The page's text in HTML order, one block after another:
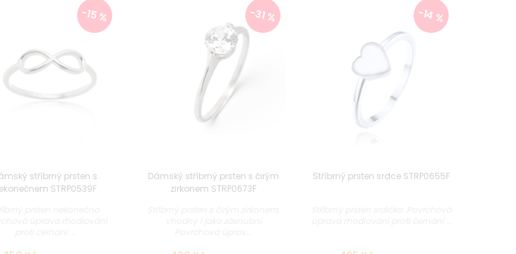
-15 %
stříbrný prsten s
STRP0539F
-31 %
Dámský stříbrný prsten s čirým
zirkonem STRP0673F
-14 %
Stříbrný prsten srdce STRP0655F